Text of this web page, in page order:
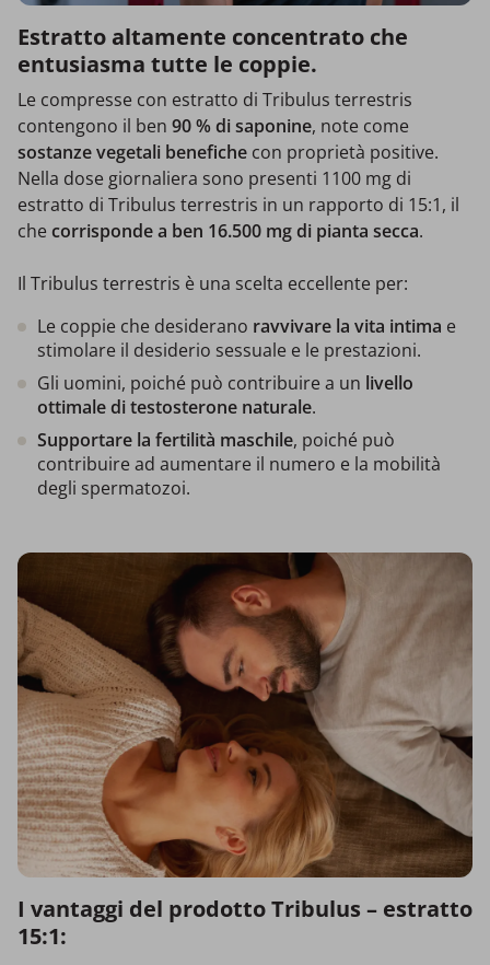
Estratto altamente concentrato che
entusiasma tutte le coppie.
Le compresse con estratto di Tribulus terrestris
contengono il ben 90 % di saponine, note come
sostanze vegetali benefiche con proprietà positive.
Nella dose giornaliera sono presenti 1100 mg di
estratto di Tribulus terrestris in un rapporto di 15:1, il
che corrisponde a ben 16.500 mg di pianta secca.
Il Tribulus terrestris è una scelta eccellente per:
Le coppie che desiderano ravvivare la vita intima e
stimolare il desiderio sessuale e le prestazioni.
Gli uomini, poiché può contribuire a un livello
ottimale di testosterone naturale.
Supportare la fertilità maschile, poiché può
contribuire ad aumentare il numero e la mobilità
degli spermatozoi.
I vantaggi del prodotto Tribulus – estratto
15:1: